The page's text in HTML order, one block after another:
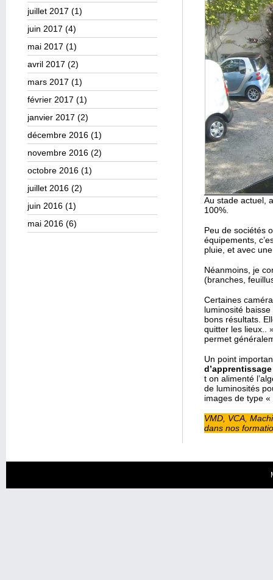
juillet 2017 (1)
juin 2017 (4)
mai 2017 (1)
avril 2017 (2)
mars 2017 (1)
février 2017 (1)
janvier 2017 (2)
décembre 2016 (1)
novembre 2016 (2)
octobre 2016 (1)
juillet 2016 (2)
juin 2016 (1)
mai 2016 (6)
Au stade actuel,
100%.
Peu de sociétés
équipements,
pluie, et avec
Néanmoins, je
(branches,
Certaines
luminosité
bons résultats.
quitter les lieux..
permet
Un point
t on alimenté
de luminosités
images de type
VMD, VCA,
dans nos